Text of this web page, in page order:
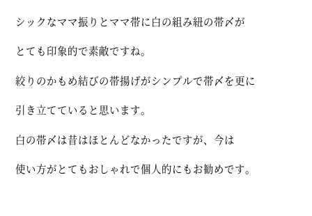
シックなママ振りとママ帯に白の組み紐の帯〆が
とても印象的で素敵ですね。
絞りのかもめ結びの帯揚げがシンプルで帯〆を更に
引き立てていると思います。
白の帯〆は昔はほとんどなかったですが、今は
使い方がとてもおしゃれで個人的にもお勧めです。